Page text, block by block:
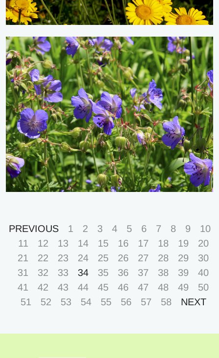
PREVIOUS 1 2 3 4 5 6 7 8 9
10
11
12 13 14 15 16 17 18 19
20
21
22 23 24 25 26 27 28 29
30
31
32 33 34 35 36 37 38 39
40
41
42 43 44 45 46 47 48 49
50
51
52 53 54 55 56 57 58 NEXT